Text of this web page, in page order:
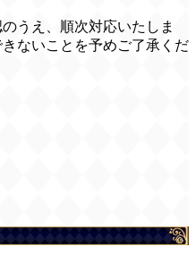
うえ、順次対応いたしま
ないことを予めご了承くだ